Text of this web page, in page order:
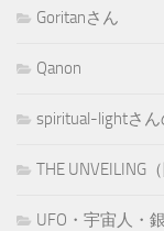
Goritanさん
Qanon
spiritual-lightさ
THE UNVEILING
UFO・宇宙人・